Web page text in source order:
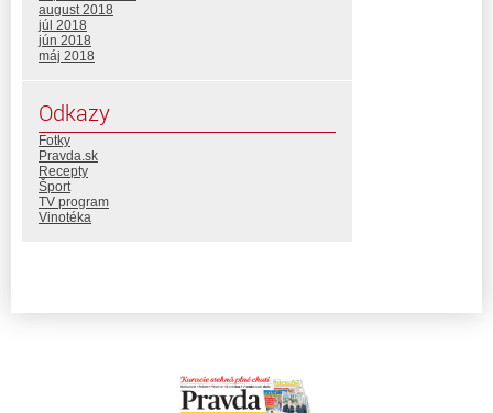
august 2018
júl 2018
jún 2018
máj 2018
Odkazy
Fotky
Pravda.sk
Recepty
Šport
TV program
Vinotéka